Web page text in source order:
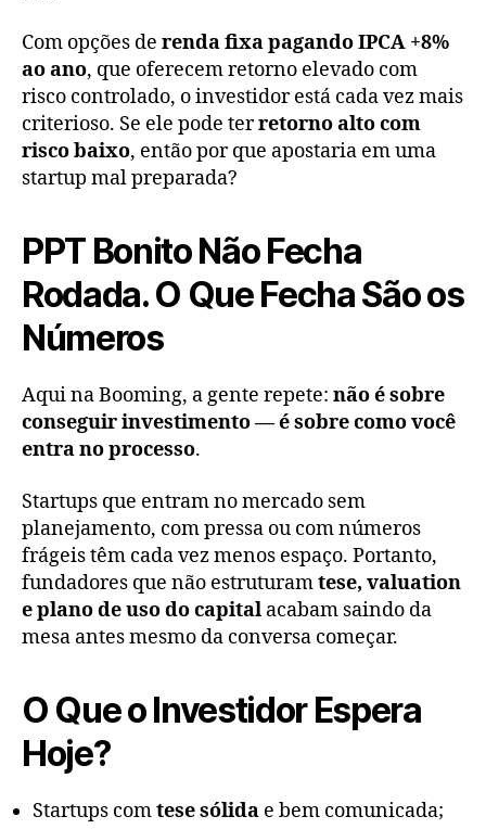
Com opções de renda fixa pagando IPCA +8%
ao ano, que oferecem retorno elevado com
risco controlado, o investidor está cada vez mais
criterioso. Se ele pode terretorno alto com
risco baixo, então por que apostaria em uma
startup mal preparada?
PPT Bonito Não Fecha
Rodada. O Que Fecha São os
Números
Aqui na Booming, a gente repete: não é sobre
conseguir investimento — é sobre como você
entra no processo.
Startups que entram no mercado sem
planejamento, com pressa ou com números
frágeis têm cada vez menos espaço. Portanto,
fundadores que não estruturamtese, valuation
e plano de uso do capital acabam saindo da
mesa antes mesmo da conversa começar.
O Que o Investidor Espera
Hoje?
Startups comtese sólida e bem comunicada;